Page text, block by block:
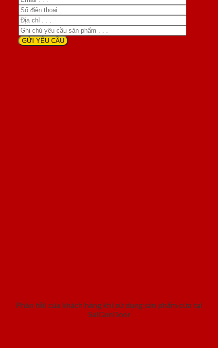
Phản hồi của khách hàng khi sử dụng sản phẩm cửa tại
SaiGonDoor